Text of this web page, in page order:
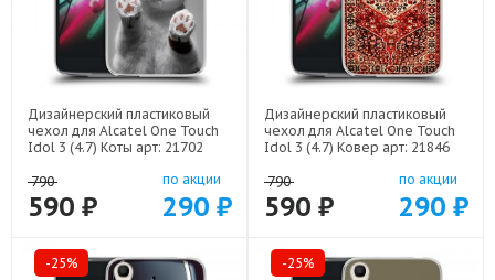
Дизайнерский пластиковый
чехол для Alcatel One Touch
Idol 3 (4.7) Коты арт: 21702
790
590 ₽
по акции
290 ₽
Дизайнерский пластиковый
чехол для Alcatel One Touch
Idol 3 (4.7) Ковер арт: 21846
790
590 ₽
по акции
290 ₽
-25% -25%